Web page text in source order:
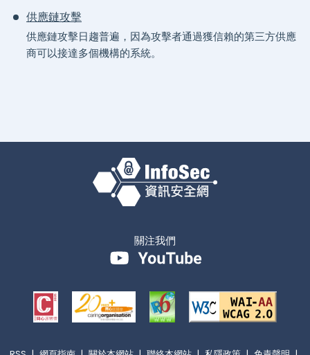
供應鏈攻擊
供應鏈攻擊日趨普遍，因為攻擊者通過獲信賴的第三方供應
商可以接達多個機構的系統。
關注我們